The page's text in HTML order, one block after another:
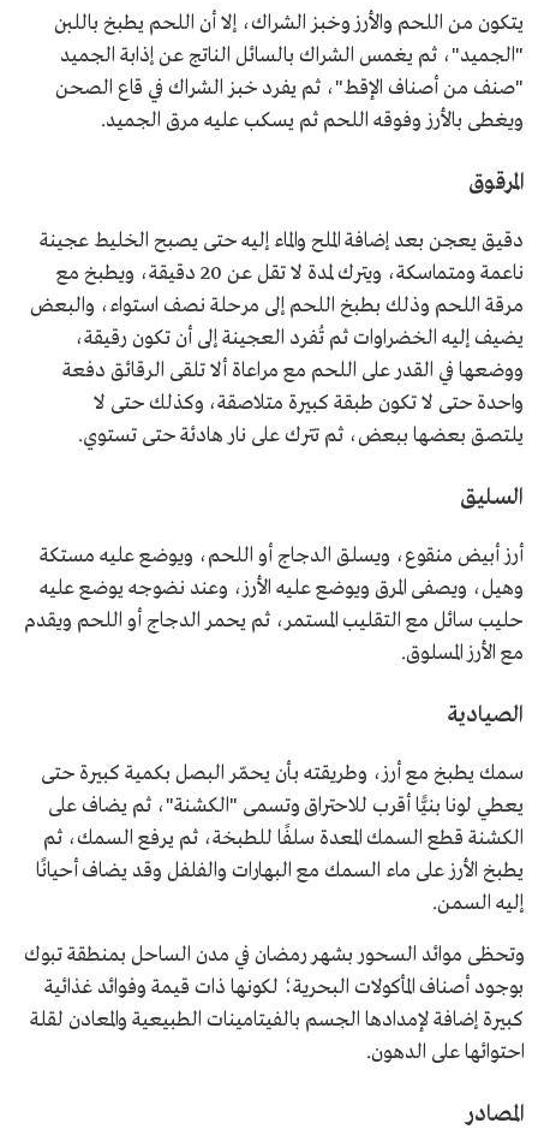
يتكون من اللحم والأرز وخبز الشراك، إلا أن اللحم يطبخ باللبن
"الجميد"، ثم يغمس الشراك بالسائل الناتج عن إذابة الجميد
"صنف من أصناف الإقط"، ثم يفرد خبز الشراك في قاع الصحن
ويغطى بالأرز وفوقه اللحم ثم يسكب عليه مرق الجميد.
المرقوق
دقيق يعجن بعد إضافة الملح والماء إليه حتى يصبح الخليط عجينة
ناعمة ومتماسكة، ويترك لمدة لا تقل عن 20 دقيقة، ويطبخ مع
مرقة اللحم وذلك بطبخ اللحم إلى مرحلة نصف استواء، والبعض
يضيف إليه الخضراوات ثم تُفرد العجينة إلى أن تكون رقيقة،
ووضعها في القدر على اللحم مع مراعاة ألا تلقى الرقائق دفعة
واحدة حتى لا تكون طبقة كبيرة متلاصقة، وكذلك حتى لا
يلتصق بعضها ببعض، ثم تترك على نار هادئة حتى تستوي.
السليق
أرز أبيض منقوع، ويسلق الدجاج أو اللحم، ويوضع عليه مستكة
وهيل، ويصفى المرق ويوضع عليه الأرز، وعند نضوجه يوضع عليه
حليب سائل مع التقليب المستمر، ثم يحمر الدجاج أو اللحم ويقدم
مع الأرز المسلوق.
الصيادية
سمك يطبخ مع أرز، وطريقته بأن يحمّر البصل بكمية كبيرة حتى
يعطي لونا بنيًّا أقرب للاحتراق وتسمى "الكشنة"، ثم يضاف على
الكشنة قطع السمك المعدة سلفًا للطبخة، ثم يرفع السمك، ثم
يطبخ الأرز على ماء السمك مع البهارات والفلفل وقد يضاف أحيانًا
إليه السمن.
وتحظى موائد السحور بشهر رمضان في مدن الساحل بمنطقة تبوك
بوجود أصناف المأكولات البحرية؛ لكونها ذات قيمة وفوائد غذائية
كبيرة إضافة لإمدادها الجسم بالفيتامينات الطبيعية والمعادن لقلة
احتوائها على الدهون.
المصادر